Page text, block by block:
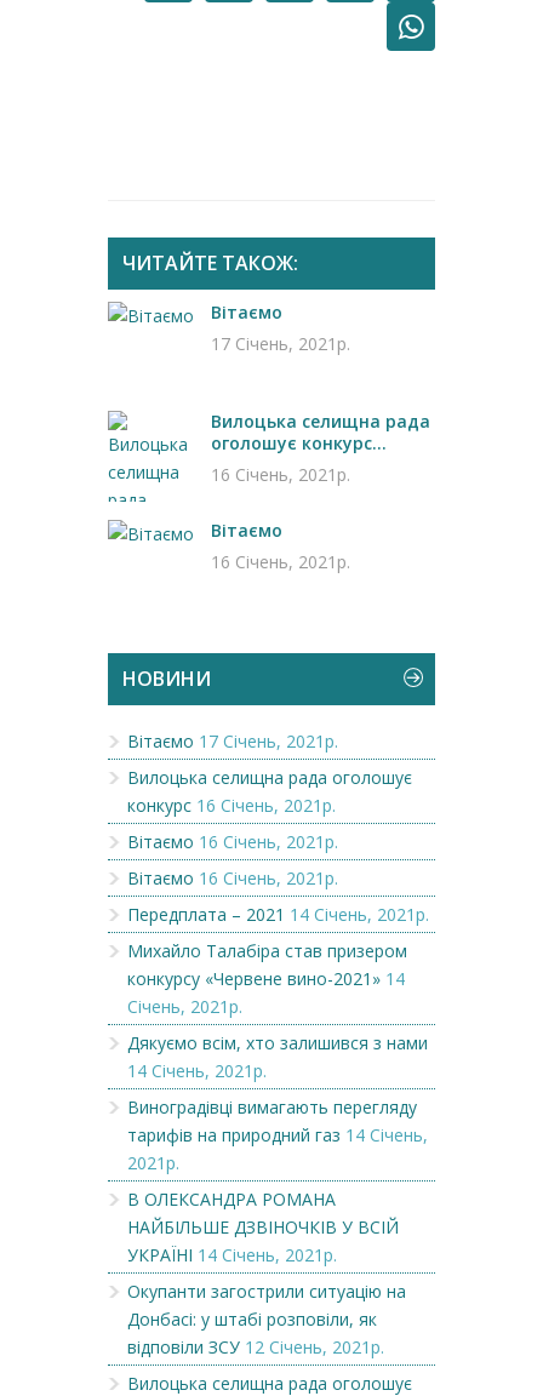
ЧИТАЙТЕ ТАКОЖ:
Вітаємо
17 Січень, 2021р.
Вилоцька селищна рада
оголошує конкурс...
16 Січень, 2021р.
Вітаємо
16 Січень, 2021р.
НОВИНИ
Вітаємо 17 Січень, 2021р.
Вилоцька селищна рада оголошує
конкурс 16 Січень, 2021р.
Вітаємо 16 Січень, 2021р.
Вітаємо 16 Січень, 2021р.
Передплата – 2021 14 Січень, 2021р.
Михайло Талабіра став призером
конкурсу «Червене вино-2021» 14
Січень, 2021р.
Дякуємо всім, хто залишився з нами
14 Січень, 2021р.
Виноградівці вимагають перегляду
тарифів на природний газ 14 Січень,
2021р.
В ОЛЕКСАНДРА РОМАНА
НАЙБІЛЬШЕ ДЗВІНОЧКІВ У ВСІЙ
УКРАЇНІ 14 Січень, 2021р.
Окупанти загострили ситуацію на
Донбасі: у штабі розповіли, як
відповіли ЗСУ 12 Січень, 2021р.
Вилоцька селищна рада оголошує